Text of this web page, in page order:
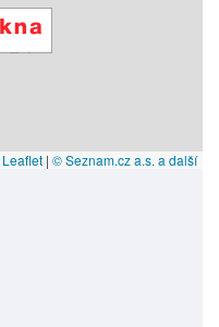
Leaflet | © Seznam.cz a.s. a další